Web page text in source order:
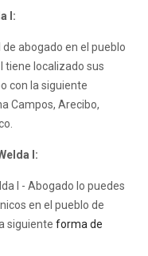
I:
abogado en el pueblo
tiene localizado sus
con la siguiente
Campos, Arecibo,
I:
I - Abogado lo puedes
en el pueblo de
siguiente forma de